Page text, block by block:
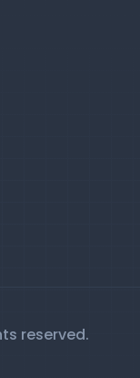
reserved.